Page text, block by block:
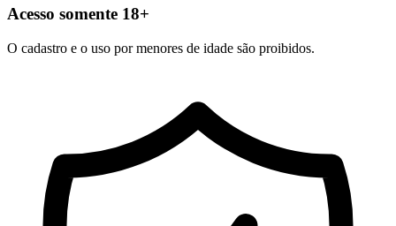
Acesso somente 18+
O cadastro e o uso por menores de idade são proibidos.